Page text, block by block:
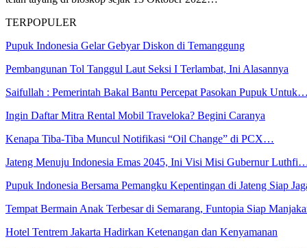
TERPOPULER
Pupuk Indonesia Gelar Gebyar Diskon di Temanggung
Pembangunan Tol Tanggul Laut Seksi I Terlambat, Ini Alasannya
Saifullah : Pemerintah Bakal Bantu Percepat Pasokan Pupuk Untuk…
Ingin Daftar Mitra Rental Mobil Traveloka? Begini Caranya
Kenapa Tiba-Tiba Muncul Notifikasi “Oil Change” di PCX…
Jateng Menuju Indonesia Emas 2045, Ini Visi Misi Gubernur
Pupuk Indonesia Bersama Pemangku Kepentingan di Jateng Siap
Tempat Bermain Anak Terbesar di Semarang, Funtopia Siap
Hotel Tentrem Jakarta Hadirkan Ketenangan dan Kenyamanan